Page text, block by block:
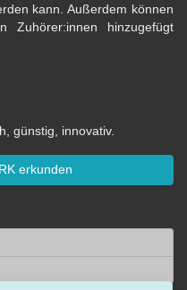
kann. Außerdem können
Zuhörer:innen hinzugefügt
günstig, innovativ.
erkunden